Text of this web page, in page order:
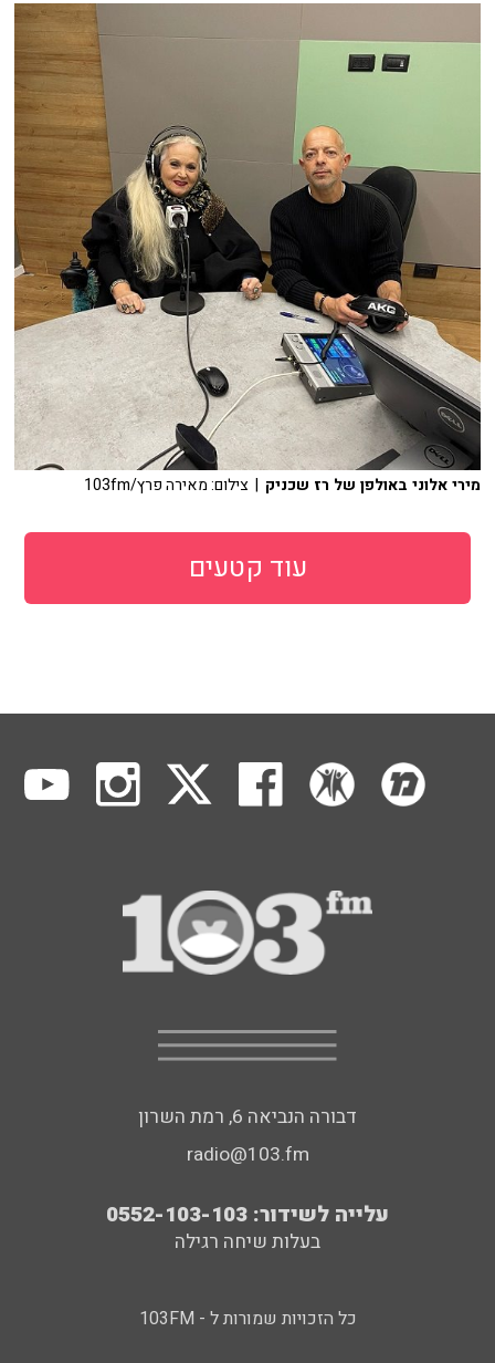
מירי אלוני באולפן של רז שכניק | צילום: מאירה פרץ/103fm
עוד קטעים
דבורה הנביאה 6, רמת השרון
radio@103.fm
עלייה לשידור: 0552-103-103
בעלות שיחה רגילה
כל הזכויות שמורות ל - 103FM